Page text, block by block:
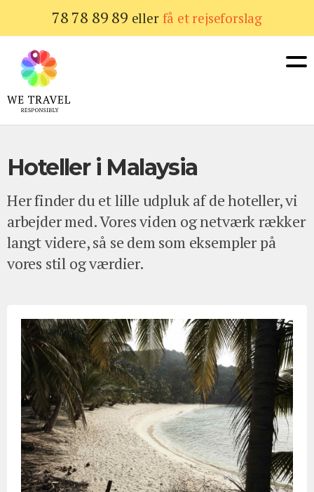
til
hovedindhold
78 78 89 89 eller få et rejseforslag
Hoteller i Malaysia
Her finder du et lille udpluk af de hoteller, vi
arbejder med. Vores viden og netværk rækker
langt videre, så se dem som eksempler på
vores stil og værdier.